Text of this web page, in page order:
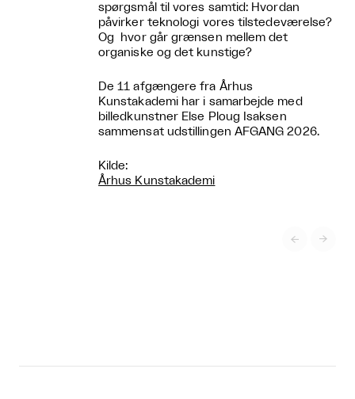
spørgsmål til vores samtid: Hvordan
påvirker teknologi vores tilstedeværelse?
Og hvor går grænsen mellem det
organiske og det kunstige?
De 11 afgængere fra Århus
Kunstakademi har i samarbejde med
billedkunstner Else Ploug Isaksen
sammensat udstillingen AFGANG 2026.
Kilde:
Århus Kunstakademi
 